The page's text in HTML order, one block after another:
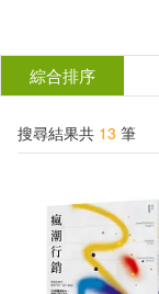
結
分類 (單選)
所有商品(13)
電子書(4)
綜合排序
搜尋結果共 13 筆